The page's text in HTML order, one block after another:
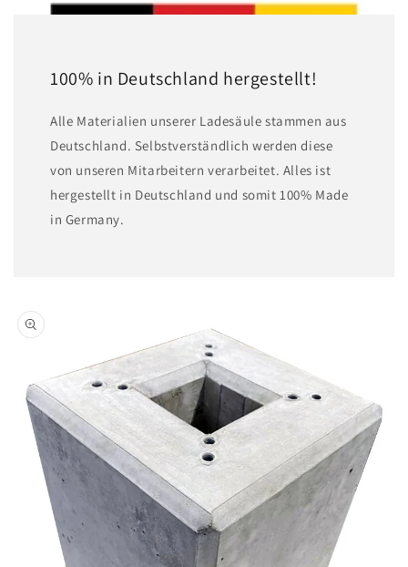
100% in Deutschland hergestellt!
A lle Materialien unserer Ladesäule stammen aus
Deutschland. Selbstverständlich werden diese
von unseren Mitarbeitern verarbeitet. Alles ist
hergestellt in Deutschland und somit 100% Made
in Germany.